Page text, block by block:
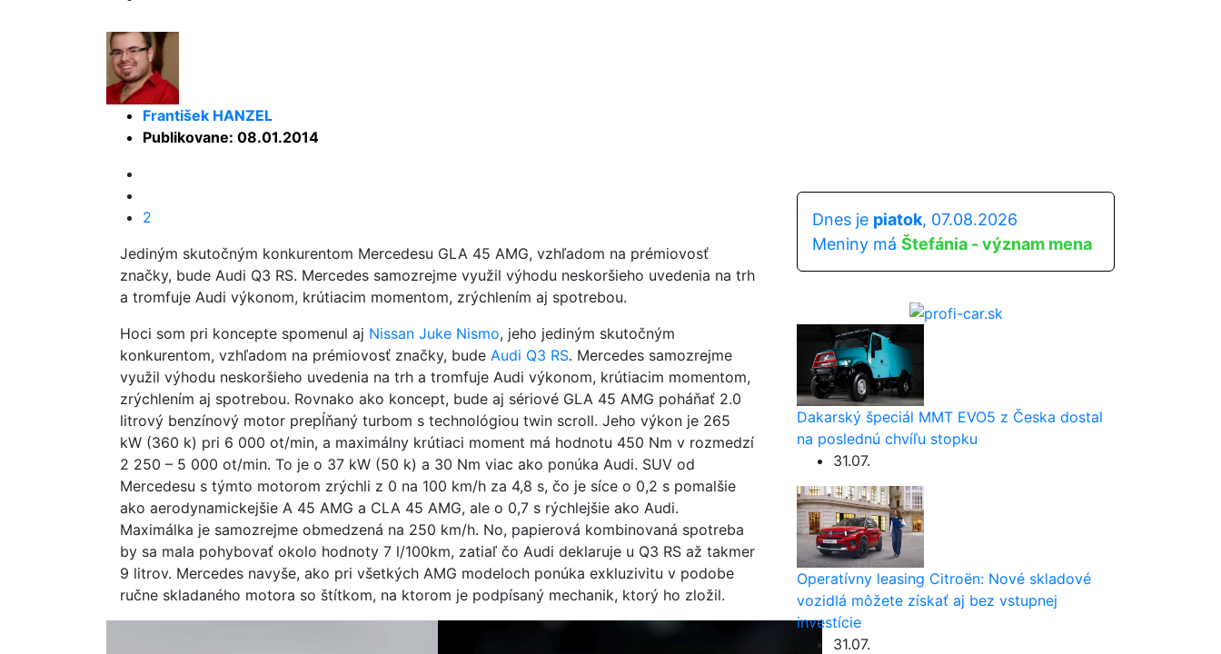
František HANZEL
Publikovane: 08.01.2014
2
Jediným skutočným konkurentom Mercedesu GLA 45 AMG, vzhľadom na prémiovosť
značky, bude Audi Q3 RS. Mercedes samozrejme využil výhodu neskoršieho uvedenia na trh
a tromfuje Audi výkonom, krútiacim momentom, zrýchlením aj spotrebou.
Hoci som pri koncepte spomenul aj Nissan Juke Nismo, jeho jediným skutočným
konkurentom, vzhľadom na prémiovosť značky, bude Audi Q3 RS. Mercedes samozrejme
využil výhodu neskoršieho uvedenia na trh a tromfuje Audi výkonom, krútiacim momentom,
zrýchlením aj spotrebou. Rovnako ako koncept, bude aj sériové GLA 45 AMG poháňať 2.0
litrový benzínový motor prepĺňaný turbom s technológiou twin scroll. Jeho výkon je 265
kW (360 k) pri 6 000 ot/min, a maximálny krútiaci moment má hodnotu 450 Nm v rozmedzí
2 250 – 5 000 ot/min. To je o 37 kW (50 k) a 30 Nm viac ako ponúka Audi. SUV od
Mercedesu s týmto motorom zrýchli z 0 na 100 km/h za 4,8 s, čo je síce o 0,2 s pomalšie
ako aerodynamickejšie A 45 AMG a CLA 45 AMG, ale o 0,7 s rýchlejšie ako Audi.
Maximálka je samozrejme obmedzená na 250 km/h. No, papierová kombinovaná spotreba
by sa mala pohybovať okolo hodnoty 7 l/100km, zatiaľ čo Audi deklaruje u Q3 RS až takmer
9 litrov. Mercedes navyše, ako pri všetkých AMG modeloch ponúka exkluzivitu v podobe
ručne skladaného motora so štítkom, na ktorom je podpísaný mechanik, ktorý ho zložil.
Dnes je piatok, 07.08.2026
Meniny má Štefánia - význam mena
Dakarský špeciál MMT EVO5 z Česka dostal
na poslednú chvíľu stopku
31.07.
Operatívny leasing Citroën: Nové skladové
vozidlá môžete získať aj bez vstupnej
investície
31.07.